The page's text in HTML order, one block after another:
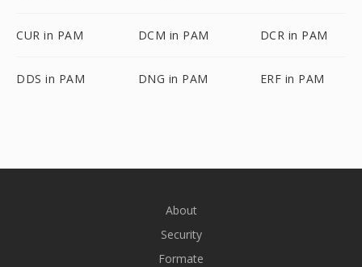
CUR in PAM DCM in PAM DCR in PAM
DDS in PAM DNG in PAM ERF in PAM
About
Security
Formate